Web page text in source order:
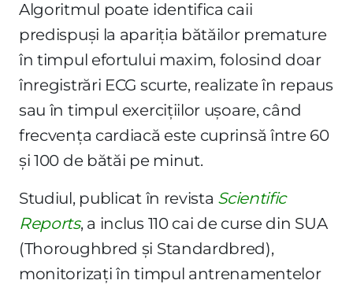
Algoritmul poate identifica caii
predispuși la apariția bătăilor premature
în timpul efortului maxim, folosind doar
înregistrări ECG scurte, realizate în repaus
sau în timpul exercițiilor ușoare, când
frecvența cardiacă este cuprinsă între 60
și 100 de bătăi pe minut.
Studiul, publicat în revista Scientific
Reports, a inclus 110 cai de curse din SUA
(Thoroughbred și Standardbred),
monitorizați în timpul antrenamentelor